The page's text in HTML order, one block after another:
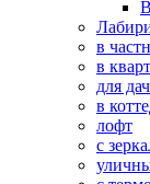
в
в
для
в
лофт
с